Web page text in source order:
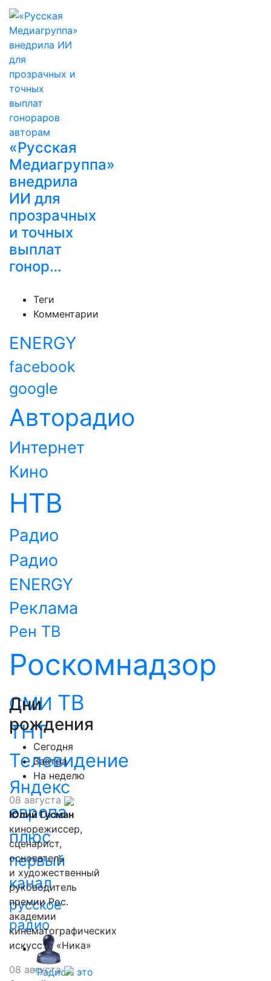
«Русская
Медиагруппа»
внедрила
ИИ для
прозрачных
и точных
выплат
гонор…
Теги
Комментарии
ENERGY
facebook
google
Авторадио
Интернет
Кино
НТВ
Радио
Радио
ENERGY
Реклама
Рен ТВ
Роскомнадзор
СМИ ТВ
ТНТ
Телевидение
Яндекс
европа
плюс
первый
канал
русское
радио
"Радио - это
Дни
рождения
Сегодня
Завтра
На неделю
08 августа
Юлий Гусман
кинорежиссер,
сценарист,
основатель
и художественный
руководитель
премии Рос.
академии
кинематографических
искусств «Ника»
08 августа